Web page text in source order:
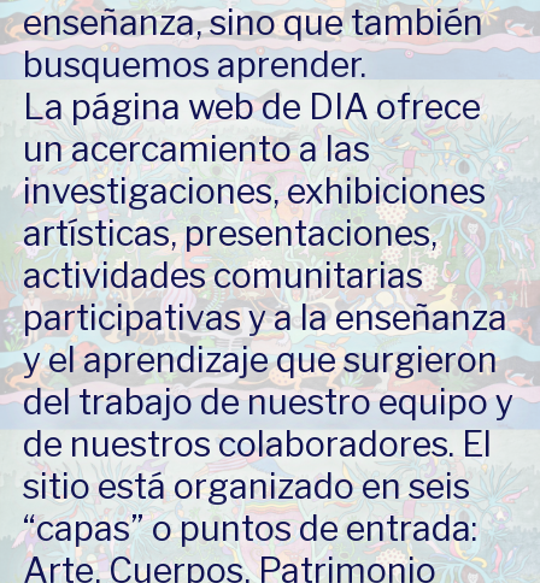
enseñanza, sino que también
busquemos aprender.
La página web de DIA ofrece
un acercamiento a las
investigaciones, exhibiciones
artísticas, presentaciones,
actividades comunitarias
participativas y a la enseñanza
y el aprendizaje que surgieron
del trabajo de nuestro equipo y
de nuestros colaboradores. El
sitio está organizado en seis
“capas” o puntos de entrada:
Arte, Cuerpos, Patrimonio